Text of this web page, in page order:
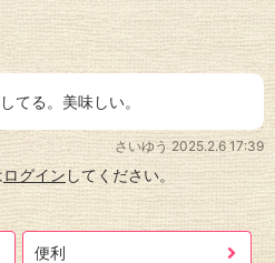
てる。美味しい。
さいゆう 2025.2.6 17:39
ログインしてください。
便利